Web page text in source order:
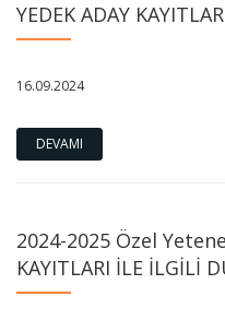
YEDEK ADAY
16.09.2024
DEVAMI
2024-2025 Özel
KAYITLARI İLE İLGİLİ